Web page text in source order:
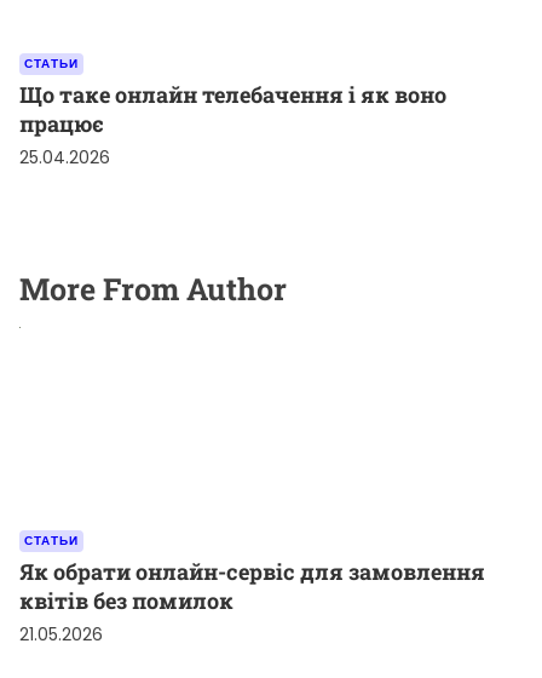
СТАТЬИ
Що таке онлайн телебачення і як воно
працює
25.04.2026
More From Author
СТАТЬИ
Як обрати онлайн-сервіс для замовлення
квітів без помилок
21.05.2026